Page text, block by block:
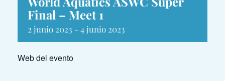
Final – Meet 1
2 junio 2023 -4 junio 2023
Web del evento